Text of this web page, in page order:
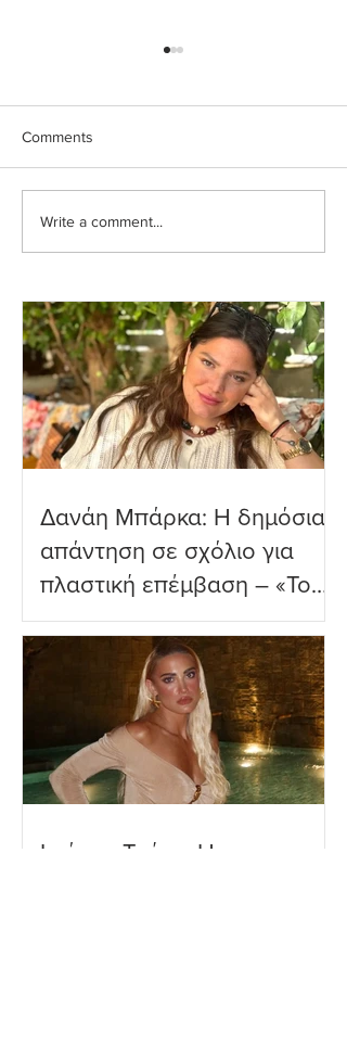
Ιωάννα Τούνη: Η
εξομολόγηση για τη
Comments
Write a comment...
Δανάη Μπάρκα: Η δημόσια
απάντηση σε σχόλιο για
πλαστική επέμβαση – «Το
ωραιότερο σχόλιο που
Ιωάννα Τούνη: Η